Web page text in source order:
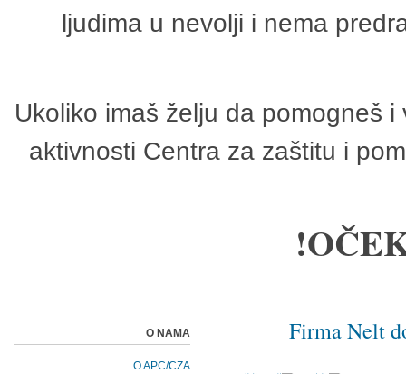
ljudima u nevolji i nema
Ukoliko imaš želju da pomogneš
aktivnosti Centra za zaštitu i
Firma Nelt
O NAMA
O APC/CZA